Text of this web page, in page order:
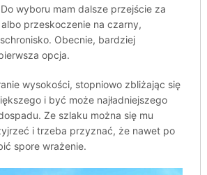
wyboru mam dalsze przejście za
przeskoczenie na czarny,
Obecnie, bardziej
opcja.
wysokości, stopniowo zbliżając się
i być może najładniejszego
Ze szlaku można się mu
i trzeba przyznać, że nawet po
spore wrażenie.